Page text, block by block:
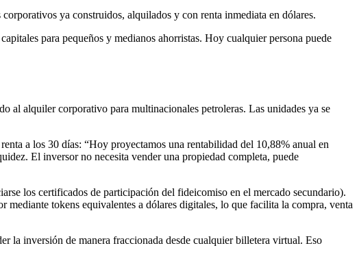
ya construidos, alquilados y con renta inmediata en dólares.
para pequeños y medianos ahorristas. Hoy cualquier persona puede
al alquiler corporativo para multinacionales petroleras. Las unidades ya se
a los 30 días: “Hoy proyectamos una rentabilidad del 10,88% anual en
El inversor no necesita vender una propiedad completa, puede
los certificados de participación del fideicomiso en el mercado secundario).
tokens equivalentes a dólares digitales, lo que facilita la compra, venta
la inversión de manera fraccionada desde cualquier billetera virtual. Eso